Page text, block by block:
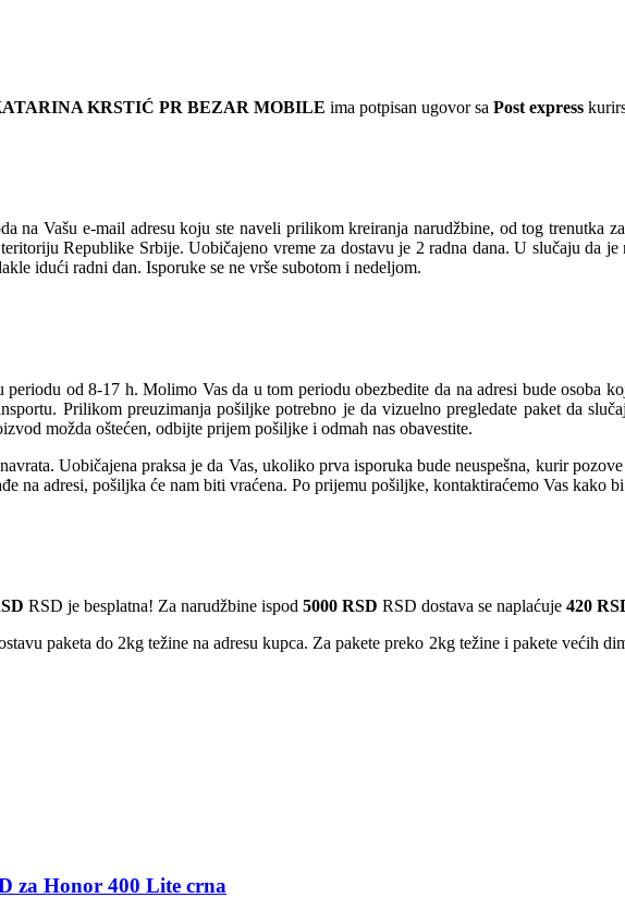
KRSTIĆ PR BEZAR MOBILE ima potpisan ugovor sa Post express
na Vašu e-mail adresu koju ste naveli prilikom kreiranja narudžbine, od tog trenutka
Republike Srbije. Uobičajeno vreme za dostavu je 2 radna dana. U slučaju da
idući radni dan. Isporuke se ne vrše subotom i nedeljom.
od 8-17 h. Molimo Vas da u tom periodu obezbedite da na adresi bude osoba
Prilikom preuzimanja pošiljke potrebno je da vizuelno pregledate paket da
možda oštećen, odbijte prijem pošiljke i odmah nas obavestite.
Uobičajena praksa je da Vas, ukoliko prva isporuka bude neuspešna, kurir
na adresi, pošiljka će nam biti vraćena. Po prijemu pošiljke, kontaktiraćemo Vas kako
RSD je besplatna! Za narudžbine ispod 5000 RSD RSD dostava se naplaćuje 420
paketa do 2kg težine na adresu kupca. Za pakete preko 2kg težine i pakete većih
za Honor 400 Lite crna